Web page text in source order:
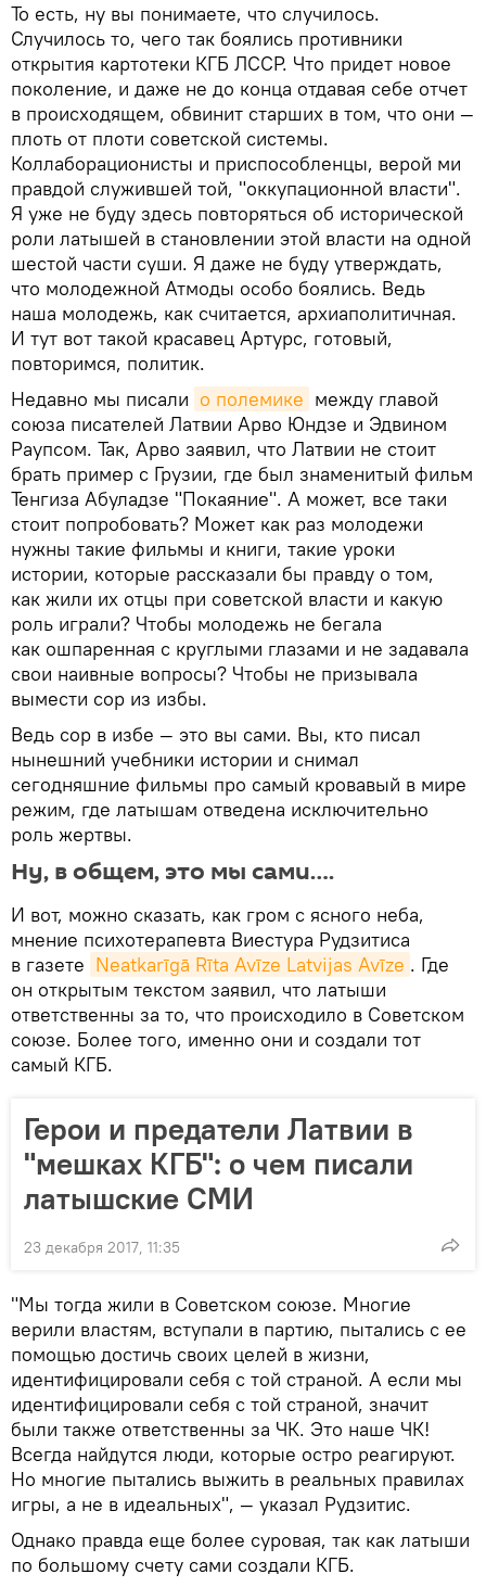
То есть, ну вы понимаете, что случилось.
Случилось то, чего так боялись противники
открытия картотеки КГБ ЛССР. Что придет новое
поколение, и даже не до конца отдавая себе отчет
в происходящем, обвинит старших в том, что они —
плоть от плоти советской системы.
Коллаборационисты и приспособленцы, верой ми
правдой служившей той, "оккупационной власти".
Я уже не буду здесь повторяться об исторической
роли латышей в становлении этой власти на одной
шестой части суши. Я даже не буду утверждать,
что молодежной Атмоды особо боялись. Ведь
наша молодежь, как считается, архиаполитичная.
И тут вот такой красавец Артурс, готовый,
повторимся, политик.
Недавно мы писали о полемике между главой
союза писателей Латвии Арво Юндзе и Эдвином
Раупсом. Так, Арво заявил, что Латвии не стоит
брать пример с Грузии, где был знаменитый фильм
Тенгиза Абуладзе "Покаяние". А может, все таки
стоит попробовать? Может как раз молодежи
нужны такие фильмы и книги, такие уроки
истории, которые рассказали бы правду о том,
как жили их отцы при советской власти и какую
роль играли? Чтобы молодежь не бегала
как ошпаренная с круглыми глазами и не задавала
свои наивные вопросы? Чтобы не призывала
вымести сор из избы.
Ведь сор в избе — это вы сами. Вы, кто писал
нынешний учебники истории и снимал
сегодняшние фильмы про самый кровавый в мире
режим, где латышам отведена исключительно
роль жертвы.
Ну, в общем, это мы сами….
И вот, можно сказать, как гром с ясного неба,
мнение психотерапевта Виестура Рудзитиса
в газете Neatkarīgā Rīta Avīze Latvijas Avīze . Где
он открытым текстом заявил, что латыши
ответственны за то, что происходило в Советском
союзе. Более того, именно они и создали тот
самый КГБ.
Герои и предатели Латвии в
"мешках КГБ": о чем писали
латышские СМИ
23 декабря 2017, 11:35
"Мы тогда жили в Советском союзе. Многие
верили властям, вступали в партию, пытались с ее
помощью достичь своих целей в жизни,
идентифицировали себя с той страной. А если мы
идентифицировали себя с той страной, значит
были также ответственны за ЧК. Это наше ЧК!
Всегда найдутся люди, которые остро реагируют.
Но многие пытались выжить в реальных правилах
игры, а не в идеальных", — указал Рудзитис.
Однако правда еще более суровая, так как латыши
по большому счету сами создали КГБ.